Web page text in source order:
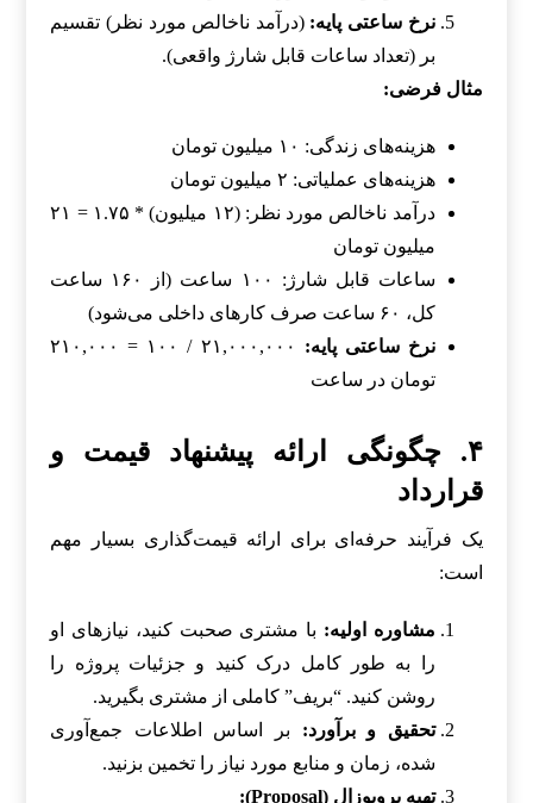
نرخ ساعتی پایه: (درآمد ناخالص مورد نظر) تقسیم
بر (تعداد ساعات قابل شارژ واقعی).
مثال فرضی:
هزینه‌های زندگی: ۱۰ میلیون تومان
هزینه‌های عملیاتی: ۲ میلیون تومان
درآمد ناخالص مورد نظر: (۱۲ میلیون) * ۱.۷۵ = ۲۱
میلیون تومان
ساعات قابل شارژ: ۱۰۰ ساعت (از ۱۶۰ ساعت
کل، ۶۰ ساعت صرف کارهای داخلی می‌شود)
نرخ ساعتی پایه:
۲۱,۰۰۰,۰۰۰ / ۱۰۰ = ۲۱۰,۰۰۰
تومان در ساعت
۴. چگونگی ارائه پیشنهاد قیمت و
قرارداد
یک فرآیند حرفه‌ای برای ارائه قیمت‌گذاری بسیار مهم
است:
مشاوره اولیه: با مشتری صحبت کنید، نیازهای او
را به طور کامل درک کنید و جزئیات پروژه را
روشن کنید. “بریف” کاملی از مشتری بگیرید.
تحقیق و برآورد: بر اساس اطلاعات جمع‌آوری
شده، زمان و منابع مورد نیاز را تخمین بزنید.
تهیه پروپوزال (Proposal):